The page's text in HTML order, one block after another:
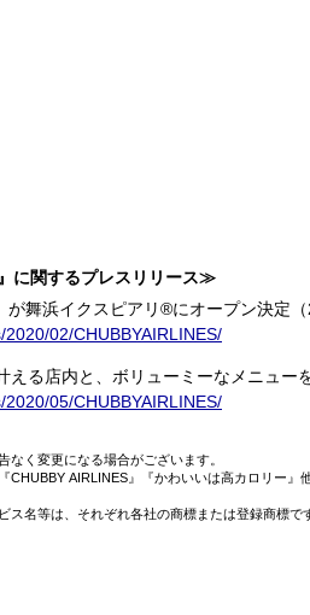
に関するプレスリリース≫
が舞浜イクスピアリ®にオープン決定
02/CHUBBYAIRLINES/
える店内と、ボリューミーなメニュー
05/CHUBBYAIRLINES/
なく変更になる場合がございます。
CHUBBY AIRLINES』『かわいいは高カロリー
ス名等は、それぞれ各社の商標または登録商標で